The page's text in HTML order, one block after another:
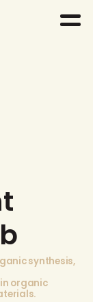
synthesis,
organic